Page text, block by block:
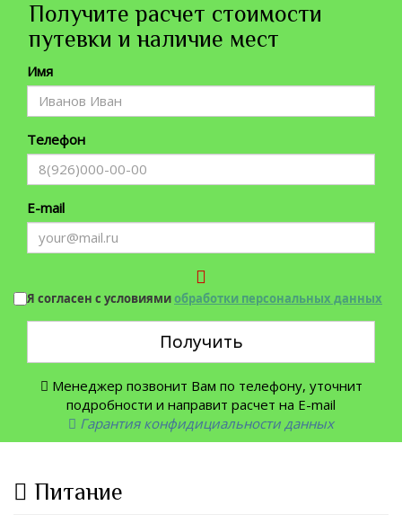
Получите расчет стоимости
путевки и наличие мест
Имя
Телефон
E-mail
Я согласен с условиямиобработки персональных данных
Получить
Менеджер позвонит Вам по телефону, уточнит
подробности и направит расчет на E-mail
Гарантия конфидициальности данных
Питание